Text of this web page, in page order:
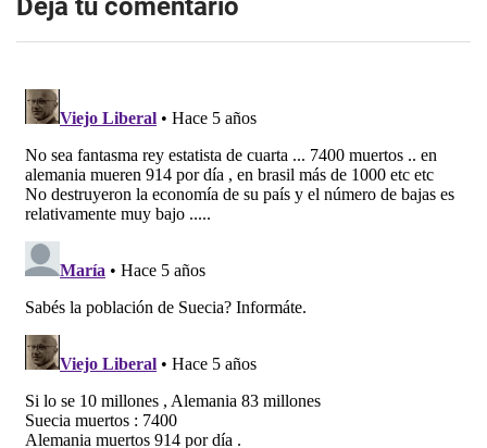
Dejá tu comentario